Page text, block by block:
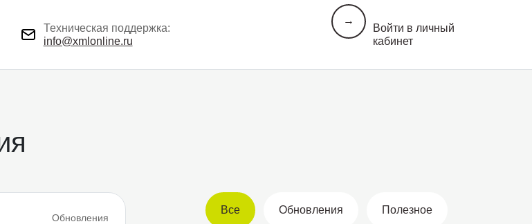
Техническая поддержка:
info@xmlonline.ru
→
Войти в личный
кабинет
Обновления
Все Обновления Полезное